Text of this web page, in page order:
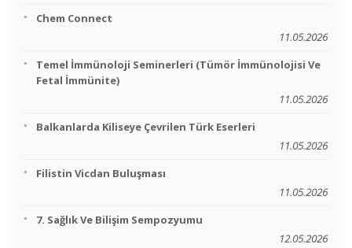
Chem Connect
11.05.2026
Temel İmmünoloji Seminerleri (Tümör İmmünolojisi Ve
Fetal İmmünite)
11.05.2026
Balkanlarda Kiliseye Çevrilen Türk Eserleri
11.05.2026
Filistin Vicdan Buluşması
11.05.2026
7. Sağlık Ve Bilişim Sempozyumu
12.05.2026